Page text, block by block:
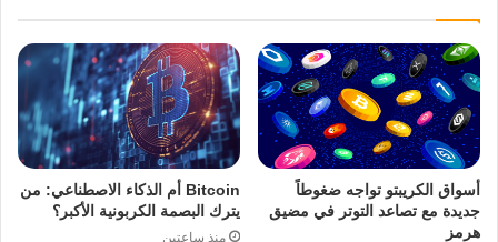
أسواق الكريبتو تواجه ضغوطاً
جديدة مع تصاعد التوتر في مضيق
هرمز
Bitcoin أم الذكاء الاصطناعي: من
يترك البصمة الكربونية الأكبر؟
منذ ساعتين